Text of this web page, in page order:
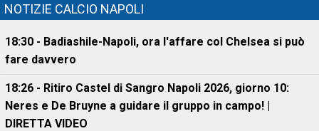
NOTIZIE CALCIO NAPOLI
18:30 - Badiashile-Napoli, ora l'affare col Chelsea si può
fare davvero
18:26 - Ritiro Castel di Sangro Napoli 2026, giorno 10:
Neres e De Bruyne a guidare il gruppo in campo! |
DIRETTA VIDEO